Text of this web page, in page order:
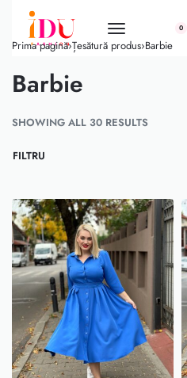
conținut
0
Prima pagină›Țesătură produs›Barbie
Barbie
SHOWING ALL 30 RESULTS
FILTRU